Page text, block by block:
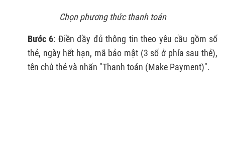
Chọn phương thức thanh toán
Bước 6: Điền đầy đủ thông tin theo yêu cầu gồm số
thẻ, ngày hết hạn, mã bảo mật (3 số ở phía sau thẻ),
tên chủ thẻ và nhấn "Thanh toán (Make Payment)".